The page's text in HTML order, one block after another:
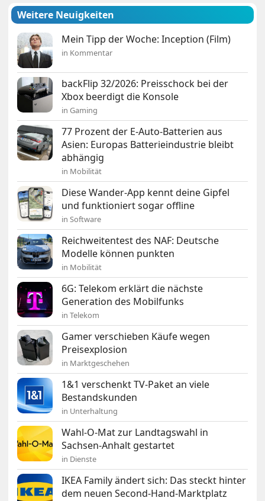
Weitere Neuigkeiten
Mein Tipp der Woche: Inception (Film)
in Kommentar
backFlip 32/2026: Preisschock bei der
Xbox beerdigt die Konsole
in Gaming
77 Prozent der E-Auto-Batterien aus
Asien: Europas Batterieindustrie bleibt
abhängig
in Mobilität
Diese Wander-App kennt deine Gipfel
und funktioniert sogar offline
in Software
Reichweitentest des NAF: Deutsche
Modelle können punkten
in Mobilität
6G: Telekom erklärt die nächste
Generation des Mobilfunks
in Telekom
Gamer verschieben Käufe wegen
Preisexplosion
in Marktgeschehen
1&1 verschenkt TV-Paket an viele
Bestandskunden
in Unterhaltung
Wahl-O-Mat zur Landtagswahl in
Sachsen-Anhalt gestartet
in Dienste
IKEA Family ändert sich: Das steckt hinter
dem neuen Second-Hand-Marktplatz